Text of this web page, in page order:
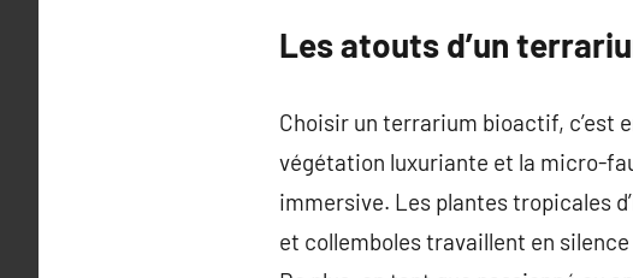
Les atouts d’un
Choisir un terrarium bioactif, c’est
végétation luxuriante et la micro-
immersive. Les plantes tropicales
et collemboles travaillent en